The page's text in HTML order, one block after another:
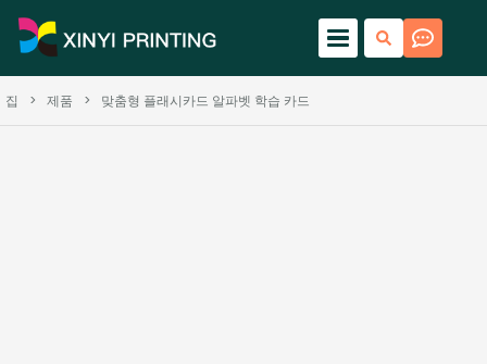
집 > 제품 > 맞춤형 플래시카드 알파벳 학습 카드